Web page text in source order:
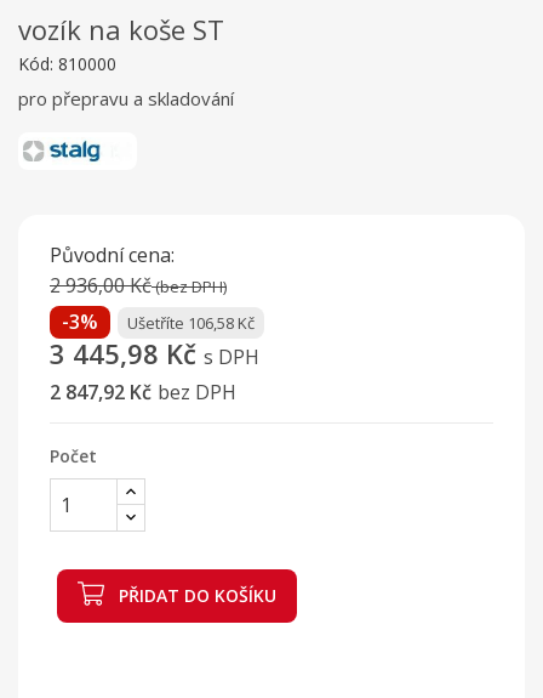
vozík na koše ST
Kód: 810000
pro přepravu a skladování
Původní cena:
2 936,00 Kč(bez DPH)
-3% Ušetříte 106,58 Kč
3 445,98 Kč s DPH
2 847,92 Kč bez DPH
Počet
PŘIDAT DO KOŠÍKU